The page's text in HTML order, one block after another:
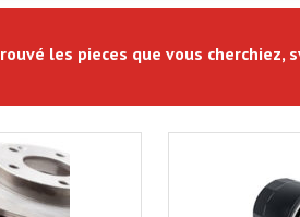
les pieces que vous cherchiez,